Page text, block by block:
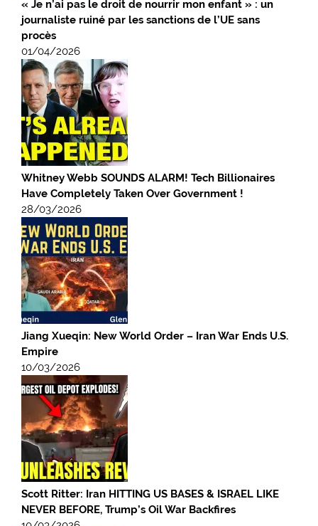
« Je n’ai pas le droit de nourrir mon enfant » : un
journaliste ruiné par les sanctions de l’UE sans
procès
01/04/2026
Whitney Webb SOUNDS ALARM! Tech Billionaires
Have Completely Taken Over Government !
28/03/2026
Jiang Xueqin: New World Order – Iran War Ends U.S.
Empire
10/03/2026
Scott Ritter: Iran HITTING US BASES & ISRAEL LIKE
NEVER BEFORE, Trump’s Oil War Backfires